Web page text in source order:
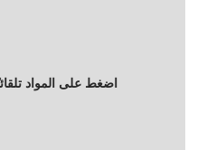
اضغط على المواد